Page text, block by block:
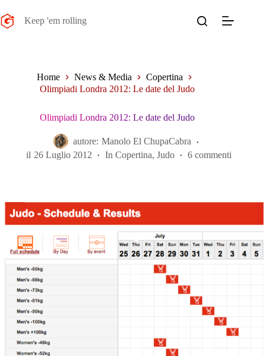
al
contenuto
Keep 'em rolling
Home News & Media
Copertina
Olimpiadi Londra 2012: Le date del Judo
Olimpiadi Londra 2012: Le date del Judo
autore: Manolo El ChupaCabra
il 26 Luglio 2012 In Copertina, Judo 6 commenti